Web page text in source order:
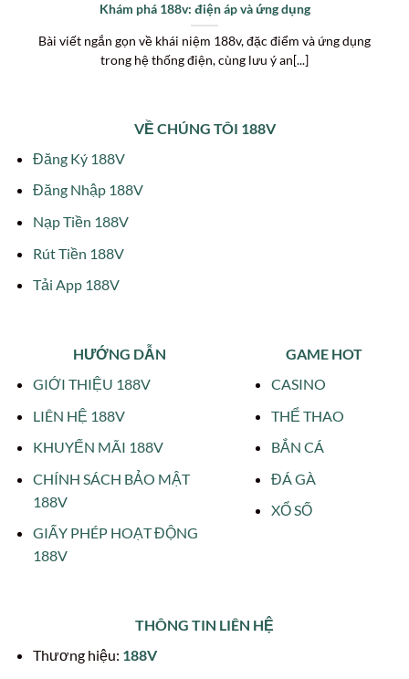
Khám phá 188v: điện áp và ứng dụng
Bài viết ngắn gọn về khái niệm 188v, đặc điểm và ứng dụng
trong hệ thống điện, cùng lưu ý an[...]
VỀ CHÚNG TÔI 188V
Đăng Ký 188V
Đăng Nhập 188V
Nạp Tiền 188V
Rút Tiền 188V
Tải App 188V
HƯỚNG DẪN
GIỚI THIỆU 188V
LIÊN HỆ 188V
KHUYẾN MÃI 188V
CHÍNH SÁCH BẢO MẬT
188V
GIẤY PHÉP HOẠT ĐỘNG
188V
GAME HOT
CASINO
THỂ THAO
BẮN CÁ
ĐÁ GÀ
XỔ SỐ
THÔNG TIN LIÊN HỆ
Thương hiệu: 188V